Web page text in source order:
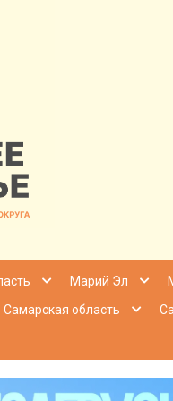
|Марий Эл
Самарская область